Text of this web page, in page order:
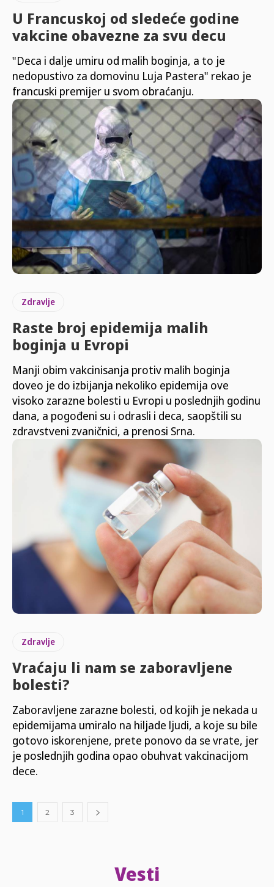
U Francuskoj od sledeće godine
vakcine obavezne za svu decu
"Deca i dalje umiru od malih boginja, a to je
nedopustivo za domovinu Luja Pastera" rekao je
francuski premijer u svom obraćanju.
Zdravlje
Raste broj epidemija malih
boginja u Evropi
Manji obim vakcinisanja protiv malih boginja
doveo je do izbijanja nekoliko epidemija ove
visoko zarazne bolesti u Evropi u poslednjih godinu
dana, a pogođeni su i odrasli i deca, saopštili su
zdravstveni zvaničnici, a prenosi Srna.
Zdravlje
Vraćaju li nam se zaboravljene
bolesti?
Zaboravljene zarazne bolesti, od kojih je nekada u
epidemijama umiralo na hiljade ljudi, a koje su bile
gotovo iskorenjene, prete ponovo da se vrate, jer
je poslednjih godina opao obuhvat vakcinacijom
dece.
1 2 3
Vesti